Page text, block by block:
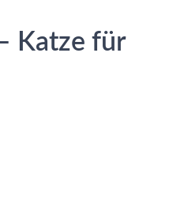
Katze für